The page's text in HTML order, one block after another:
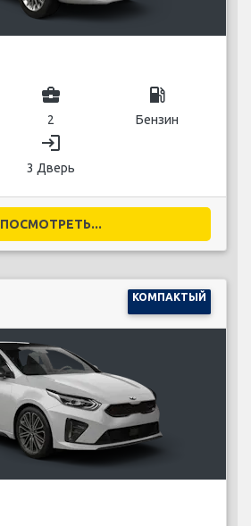
business_center
2
local_gas_station
Бензин
login
3 Дверь
ПОСМОТРЕТЬ...
КОМПАКТЫЙ